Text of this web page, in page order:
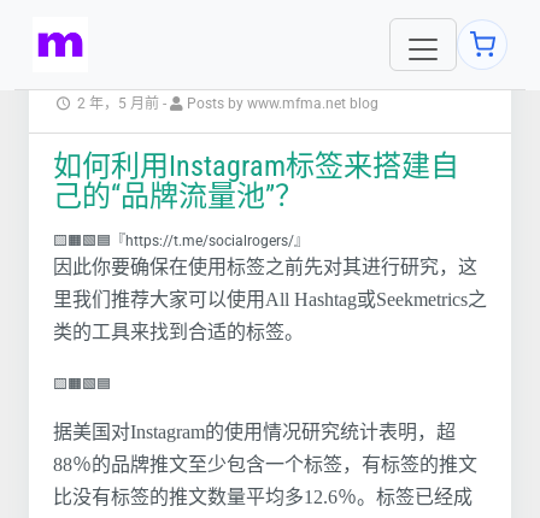
2 年，5 月前 - Posts by www.mfma.net blog
如何利用Instagram标签来搭建自
己的“品牌流量池”？
🟨🟧🟩🟦『https://t.me/socialrogers/』
因此你要确保在使用标签之前先对其进行研究，这
里我们推荐大家可以使用All Hashtag或Seekmetrics之
类的工具来找到合适的标签。
🟨🟧🟩🟦
据美国对Instagram的使用情况研究统计表明，超
88％的品牌推文至少包含一个标签，有标签的推文
比没有标签的推文数量平均多12.6％。标签已经成